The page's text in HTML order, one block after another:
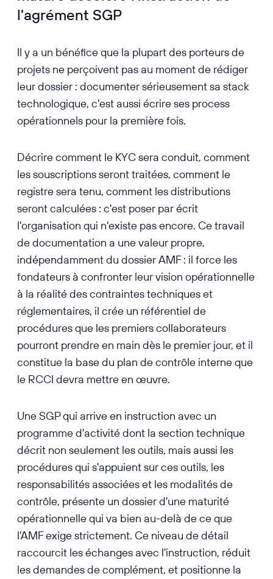
l'agrément SGP
Il y a un bénéfice que la plupart des porteurs de
projets ne perçoivent pas au moment de rédiger
leur dossier : documenter sérieusement sa stack
technologique, c'est aussi écrire ses process
opérationnels pour la première fois.
Décrire comment le KYC sera conduit, comment
les souscriptions seront traitées, comment le
registre sera tenu, comment les distributions
seront calculées : c'est poser par écrit
l'organisation qui n'existe pas encore. Ce travail
de documentation a une valeur propre,
indépendamment du dossier AMF : il force les
fondateurs à confronter leur vision opérationnelle
à la réalité des contraintes techniques et
réglementaires, il crée un référentiel de
procédures que les premiers collaborateurs
pourront prendre en main dès le premier jour, et il
constitue la base du plan de contrôle interne que
le RCCI devra mettre en œuvre.
Une SGP qui arrive en instruction avec un
programme d'activité dont la section technique
décrit non seulement les outils, mais aussi les
procédures qui s'appuient sur ces outils, les
responsabilités associées et les modalités de
contrôle, présente un dossier d'une maturité
opérationnelle qui va bien au-delà de ce que
l'AMF exige strictement. Ce niveau de détail
raccourcit les échanges avec l'instruction, réduit
les demandes de complément, et positionne la